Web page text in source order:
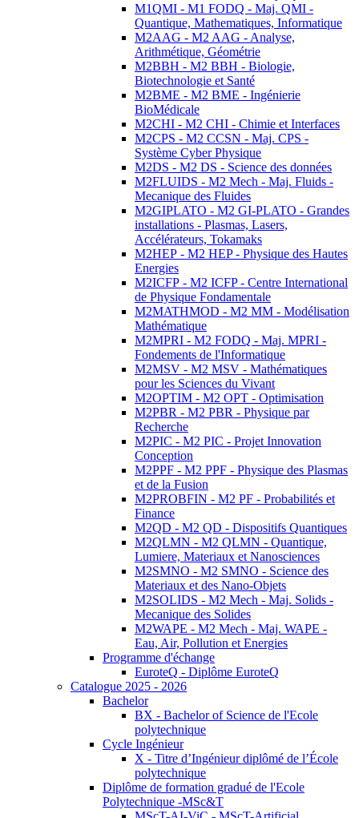
M1QMI - M1 FODQ - Maj. QMI -
Quantique, Mathematiques, Informatique
M2AAG - M2 AAG - Analyse,
Arithmétique, Géométrie
M2BBH - M2 BBH - Biologie,
Biotechnologie et Santé
M2BME - M2 BME - Ingénierie
BioMédicale
M2CHI - M2 CHI - Chimie et Interfaces
M2CPS - M2 CCSN - Maj. CPS -
Système Cyber Physique
M2DS - M2 DS - Science des données
M2FLUIDS - M2 Mech - Maj. Fluids -
Mecanique des Fluides
M2GIPLATO - M2 GI-PLATO - Grandes
installations - Plasmas, Lasers,
Accélérateurs, Tokamaks
M2HEP - M2 HEP - Physique des Hautes
Energies
M2ICFP - M2 ICFP - Centre International
de Physique Fondamentale
M2MATHMOD - M2 MM - Modélisation
Mathématique
M2MPRI - M2 FODQ - Maj. MPRI -
Fondements de l'Informatique
M2MSV - M2 MSV - Mathématiques
pour les Sciences du Vivant
M2OPTIM - M2 OPT - Optimisation
M2PBR - M2 PBR - Physique par
Recherche
M2PIC - M2 PIC - Projet Innovation
Conception
M2PPF - M2 PPF - Physique des Plasmas
et de la Fusion
M2PROBFIN - M2 PF - Probabilités et
Finance
M2QD - M2 QD - Dispositifs Quantiques
M2QLMN - M2 QLMN - Quantique,
Lumiere, Materiaux et Nanosciences
M2SMNO - M2 SMNO - Science des
Materiaux et des Nano-Objets
M2SOLIDS - M2 Mech - Maj. Solids -
Mecanique des Solides
M2WAPE - M2 Mech - Maj. WAPE -
Eau, Air, Pollution et Energies
Programme d'échange
EuroteQ - Diplôme EuroteQ
Catalogue 2025 - 2026
Bachelor
BX - Bachelor of Science de l'Ecole
polytechnique
Cycle Ingénieur
X - Titre d’Ingénieur diplômé de l’École
polytechnique
Diplôme de formation gradué de l'Ecole
Polytechnique -MSc&T